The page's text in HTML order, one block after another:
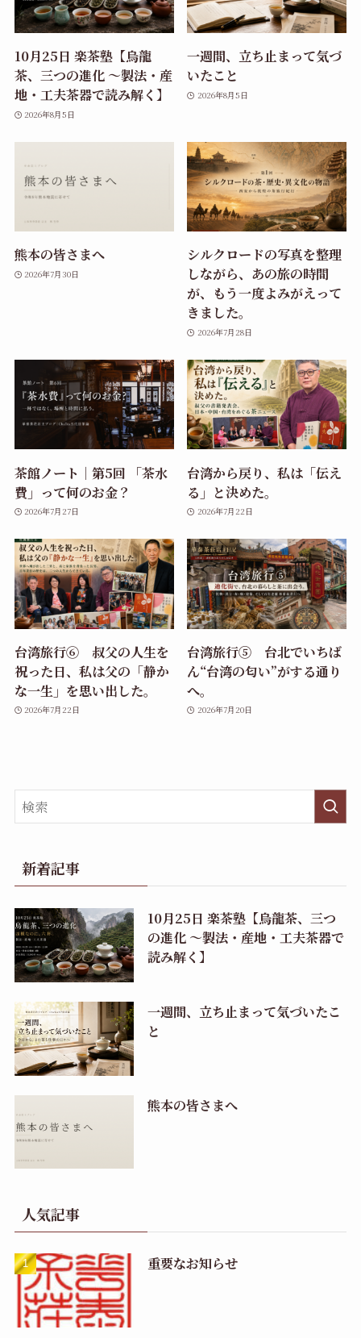
10月25日 楽茶塾【烏龍
茶、三つの進化 〜製法・産
地・工夫茶器で読み解く】
2026年8月5日
一週間、立ち止まって気づ
いたこと
2026年8月5日
熊本の皆さまへ
2026年7月30日
シルクロードの写真を整理
しながら、あの旅の時間
が、もう一度よみがえって
きました。
2026年7月28日
茶館ノート｜第5回 「茶水
費」って何のお金？
2026年7月27日
台湾から戻り、私は「伝え
る」と決めた。
2026年7月22日
台湾旅行⑥ 叔父の人生を
祝った日、私は父の「静か
な一生」を思い出した。
2026年7月22日
台湾旅行⑤ 台北でいちば
ん“台湾の匂い”がする通り
へ。
2026年7月20日
新着記事
10月25日 楽茶塾【烏龍茶、三つ
の進化 〜製法・産地・工夫茶器で
読み解く】
一週間、立ち止まって気づいたこ
と
熊本の皆さまへ
人気記事
重要なお知らせ